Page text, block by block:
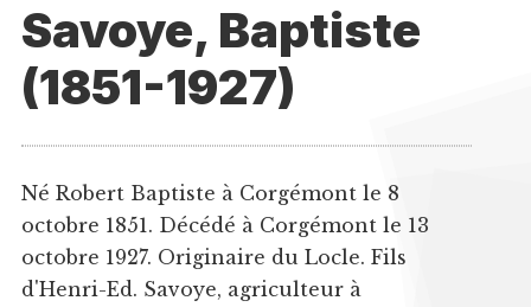
Savoye, Baptiste
(1851-1927)
Né Robert Baptiste à Corgémont le 8
octobre 1851. Décédé à Corgémont le 13
octobre 1927. Originaire du Locle. Fils
d'Henri-Ed. Savoye, agriculteur à